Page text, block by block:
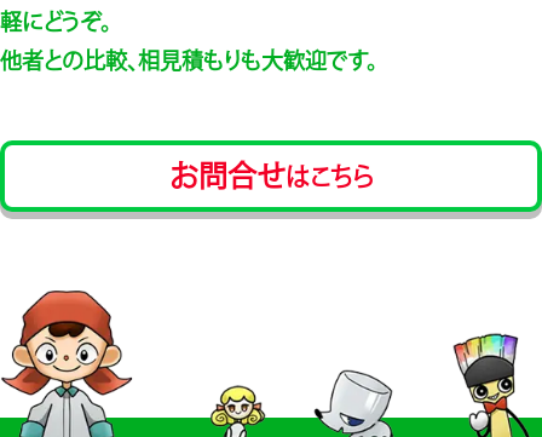
軽にどうぞ。
他者との比較、相見積もりも大歓迎です。
お問合せはこちら